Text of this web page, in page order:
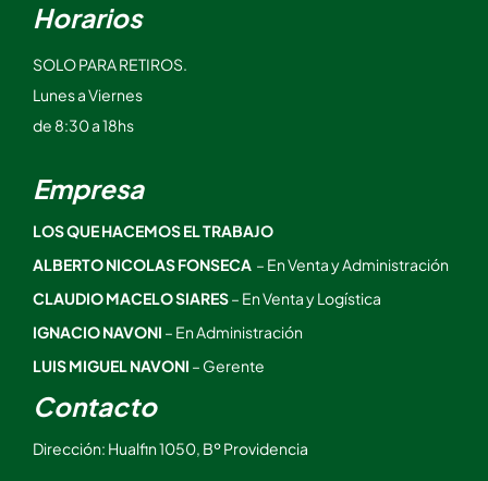
Horarios
SOLO PARA RETIROS.
Lunes a Viernes
de 8:30 a 18hs
Empresa
LOS QUE HACEMOS EL TRABAJO
ALBERTO NICOLAS FONSECA – En Venta y Administración
CLAUDIO MACELO SIARES– En Venta y Logística
IGNACIO NAVONI – En Administración
LUIS MIGUEL NAVONI – Gerente
Contacto
Dirección: Hualfin 1050, Bº Providencia